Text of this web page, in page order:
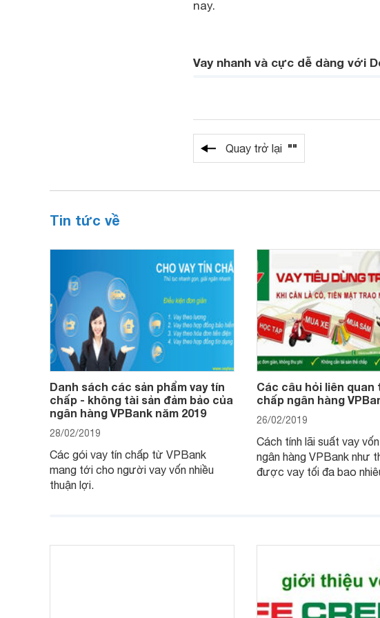
nay.
Vay nhanh và cực dễ dàng với
Quay trở lại ""
Tin tức về
Danh sách các sản phẩm vay tín
chấp - không tài sản đảm bảo của
ngân hàng VPBank năm 2019
28/02/2019
Các gói vay tín chấp từ VPBank
mang tới cho người vay vốn nhiều
thuận lợi.
Các câu hỏi liên quan
chấp ngân hàng
26/02/2019
Cách tính lãi suất vay
ngân hàng VPBank như
được vay tối đa bao